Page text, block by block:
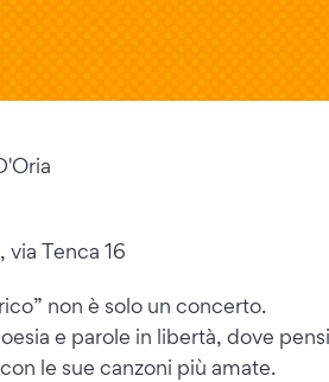
via Tenca 16
non è solo un concerto.
e parole in libertà, dove
le sue canzoni più amate.